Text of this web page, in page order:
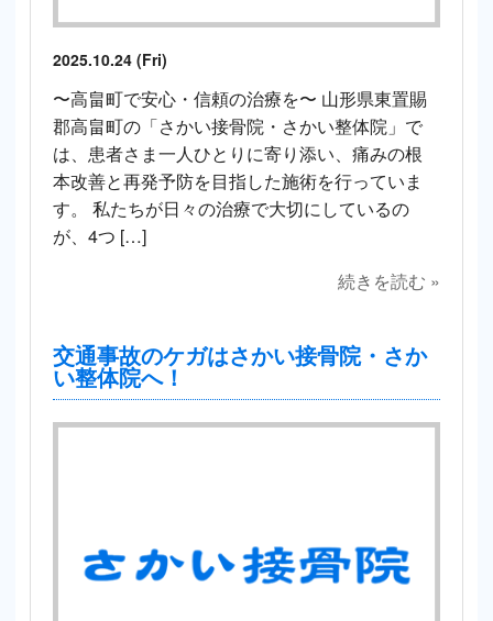
2025.10.24 (Fri)
〜高畠町で安心・信頼の治療を〜 山形県東置賜
郡高畠町の「さかい接骨院・さかい整体院」で
は、患者さま一人ひとりに寄り添い、痛みの根
本改善と再発予防を目指した施術を行っていま
す。 私たちが日々の治療で大切にしているの
が、4つ […]
続きを読む »
交通事故のケガはさかい接骨院・さか
い整体院へ！